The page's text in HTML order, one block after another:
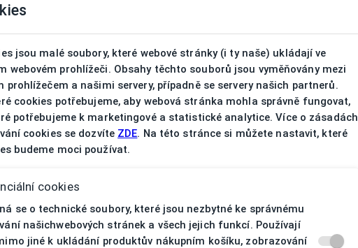
jsou malé soubory, které webové stránky (i ty naše) ukládají ve
webovém prohlížeči. Obsahy těchto souborů jsou vyměňovány mezi
prohlížečem a našimi servery, případně se servery našich partnerů.
cookies potřebujeme, aby webová stránka mohla správně fungovat,
potřebujeme k marketingové a statistické analytice. Více o zásadách
cookies se dozvíte ZDE. Na této stránce si můžete nastavit, které
budeme moci používat.
cookies
se o technické soubory, které jsou nezbytné ke správnému
našichwebových stránek a všech jejich funkcí. Používají
jiné k ukládání produktův nákupním košíku, zobrazování